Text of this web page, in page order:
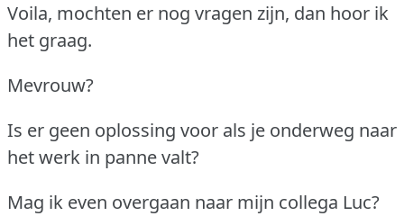
Voila, mochten er nog vragen zijn, dan hoor ik
het graag.
Mevrouw?
Is er geen oplossing voor als je onderweg naar
het werk in panne valt?
Mag ik even overgaan naar mijn collega Luc?